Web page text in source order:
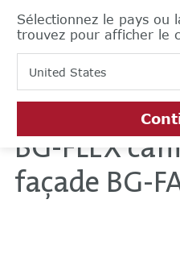
Sélectionnez le pays ou
trouvez pour afficher le
United States
BG-FLEX
façade BG-